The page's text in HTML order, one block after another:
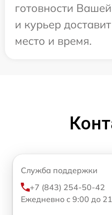
готовности
и курьер
место и время.
Служба поддержки
+7 (843) 254-50-42
Ежедневно с 9:00 до